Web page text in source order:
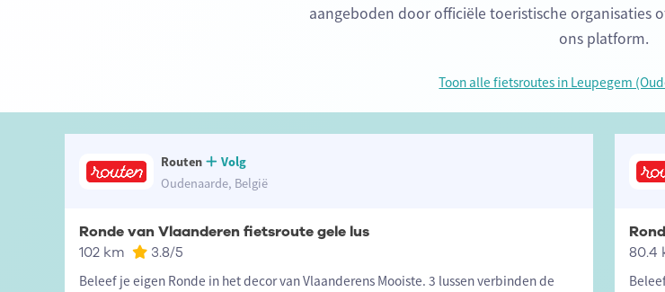
aangeboden door officiële toeristische organisaties
ons platform.
Toon alle fietsroutes in Leupegem
Routen
Volg
Oudenaarde, België
Ronde van Vlaanderen fietsroute gele lus
102 km 3.8/5
Beleef je eigen Ronde in het decor van Vlaanderens Mooiste. 3 lussen verbinden de
80.4